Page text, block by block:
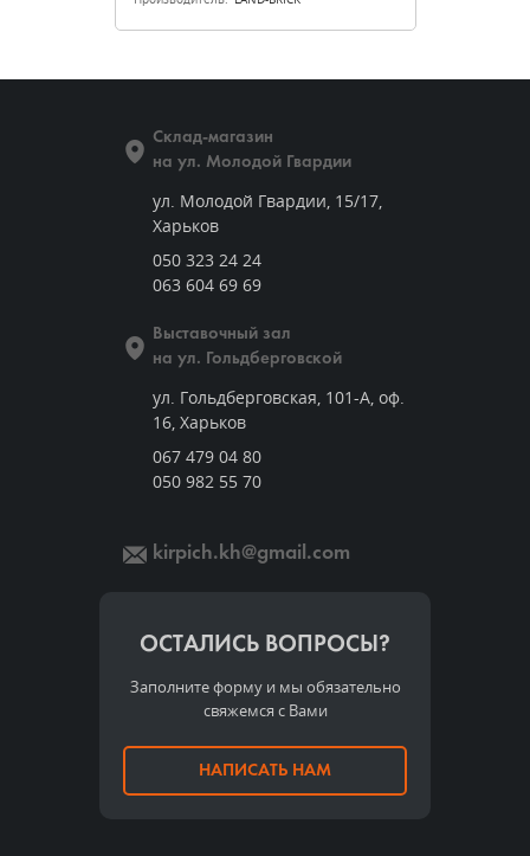
Склад-магазин
на ул. Молодой Гвардии
ул. Молодой Гвардии, 15/17,
Харьков
050 323 24 24
063 604 69 69
Выставочный зал
на ул. Гольдберговской
ул. Гольдберговская, 101-А, оф.
16, Харьков
067 479 04 80
050 982 55 70
kirpich.kh@gmail.com
ОСТАЛИСЬ ВОПРОСЫ?
Заполните форму и мы обязательно
свяжемся с Вами
НАПИСАТЬ НАМ